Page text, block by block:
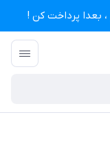
، بعدا پرداخت کن !